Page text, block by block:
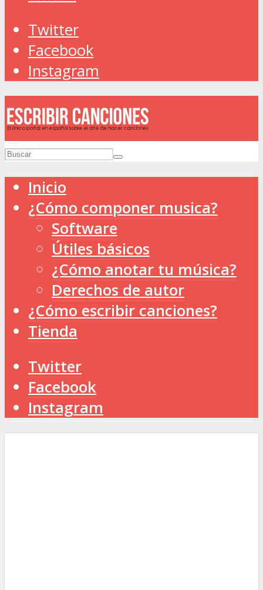
Twitter
Facebook
Instagram
Inicio
¿Cómo componer musica?
Software
Útiles básicos
¿Cómo anotar tu música?
Derechos de autor
¿Cómo escribir canciones?
Tienda
Twitter
Facebook
Instagram